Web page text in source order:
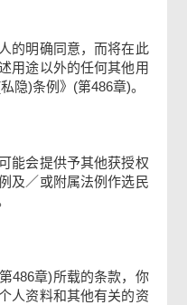
的明确同意，而将在此
用途以外的任何其他用
隐)条例》(第486章)。
能会提供予其他获授权
及／或附属法例作选民
486章)所载的条款，你
人资料和其他有关的资